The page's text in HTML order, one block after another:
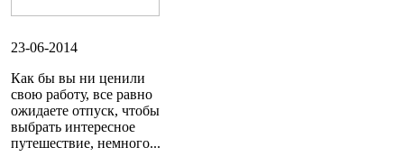
23-06-2014
Как бы вы ни ценили
свою работу, все равно
ожидаете отпуск, чтобы
выбрать интересное
путешествие, немного...